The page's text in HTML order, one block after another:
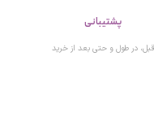
پشتیبانی
قبل، در طول و حتی بعد از خرید